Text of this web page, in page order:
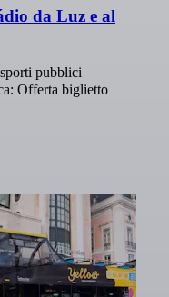
da Luz e al
pubblici
Offerta biglietto